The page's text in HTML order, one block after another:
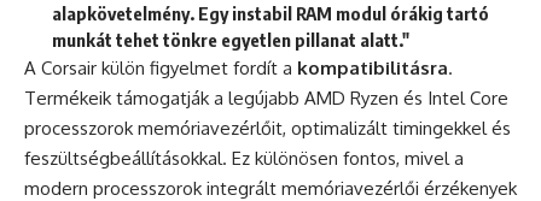
alapkövetelmény. Egy instabil RAM modul órákig tartó
munkát tehet tönkre egyetlen pillanat alatt."
A Corsair külön figyelmet fordít a kompatibilitásra.
Termékeik támogatják a legújabb AMD Ryzen és Intel Core
processzorok memóriavezérlőit, optimalizált timingekkel és
feszültségbeállításokkal. Ez különösen fontos, mivel a
modern processzorok integrált memóriavezérlői érzékenyek